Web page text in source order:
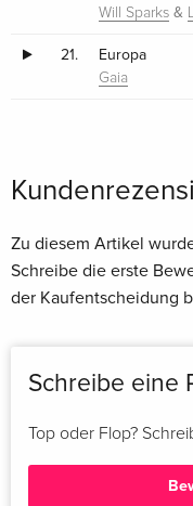
Will Sparks &
21. Europa
Gaia
Zu diesem Artikel
Schreibe die erste
der Kaufentscheidung
Schreibe eine
Top oder Flop?